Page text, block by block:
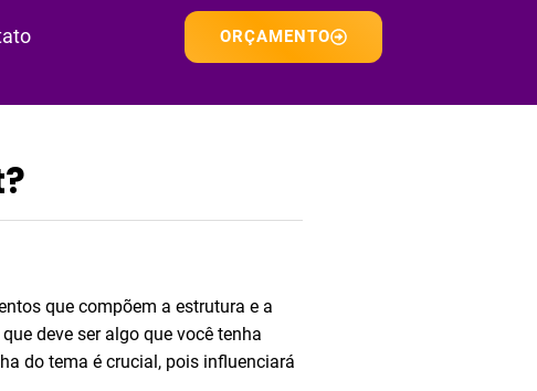
ORÇAMENTO
que compõem a estrutura e a
deve ser algo que você tenha
do tema é crucial, pois influenciará